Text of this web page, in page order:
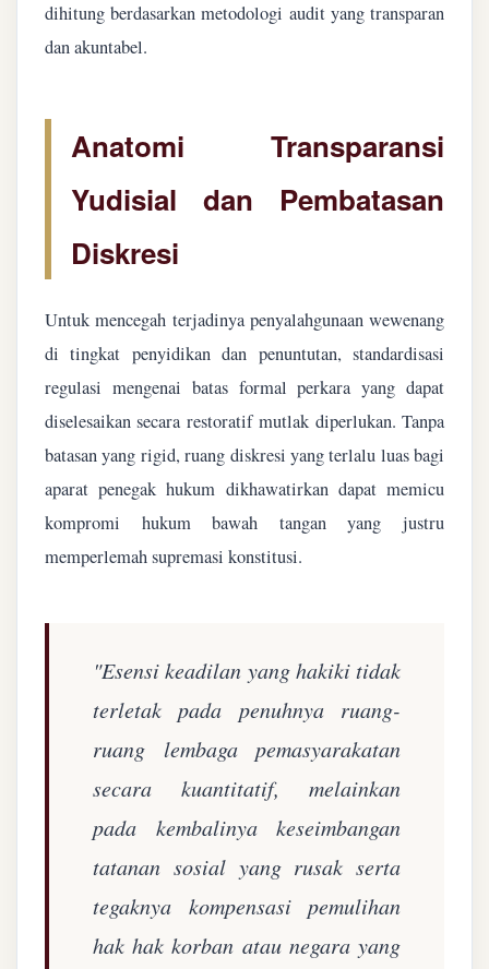
dihitung berdasarkan metodologi audit yang transparan
dan akuntabel.
Anatomi Transparansi
Yudisial dan Pembatasan
Diskresi
Untuk mencegah terjadinya penyalahgunaan wewenang
di tingkat penyidikan dan penuntutan, standardisasi
regulasi mengenai batas formal perkara yang dapat
diselesaikan secara restoratif mutlak diperlukan. Tanpa
batasan yang rigid, ruang diskresi yang terlalu luas bagi
aparat penegak hukum dikhawatirkan dapat memicu
kompromi hukum bawah tangan yang justru
memperlemah supremasi konstitusi.
"Esensi keadilan yang hakiki tidak
terletak pada penuhnya ruang-
ruang lembaga pemasyarakatan
secara kuantitatif, melainkan
pada kembalinya keseimbangan
tatanan sosial yang rusak serta
tegaknya kompensasi pemulihan
hak hak korban atau negara yang